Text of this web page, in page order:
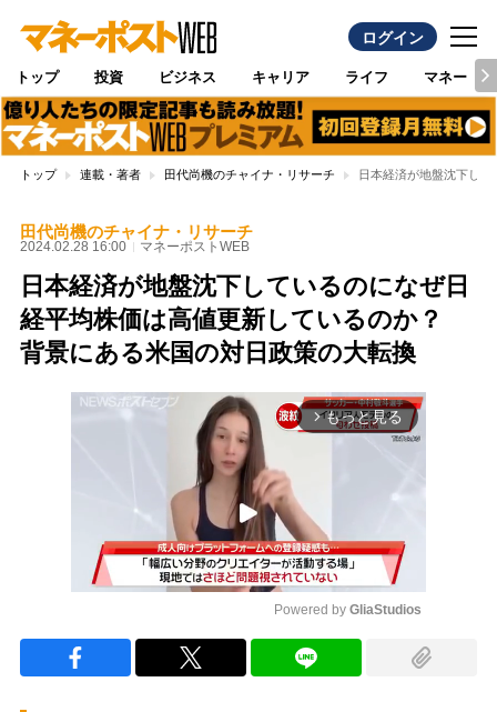
ログイン
トップ 投資 ビジネス キャリア ライフ マネー
トップ 連載・著者 田代尚機のチャイナ・リサーチ 日本経済が地盤沈下し
田代尚機のチャイナ・リサーチ
2024.02.28 16:00 マネーポストWEB
日本経済が地盤沈下しているのになぜ日
経平均株価は高値更新しているのか？
背景にある米国の対日政策の大転換
arrow_forward_ios もっと見る
Powered by GliaStudios